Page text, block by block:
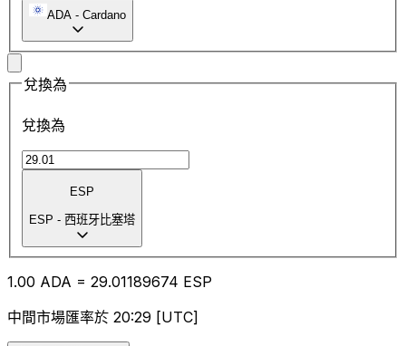
ADA - Cardano
兌換為
兌換為
ESP
ESP - 西班牙比塞塔
1.00 ADA = 29.01189674 ESP
中間市場匯率於 20:29 [UTC]